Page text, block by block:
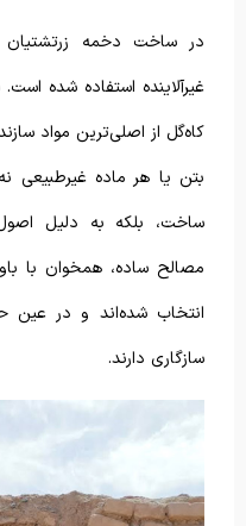
در ساخت دخمه
غیرآلاینده استفاده شده
کاه‌گل از اصلی‌ترین مواد
بتن یا هر ماده‌ غیرطبیعی
ساخت، بلکه به دلیل
مصالح ساده، همخوان با
انتخاب شده‌اند و در عین
سازگاری دارند.